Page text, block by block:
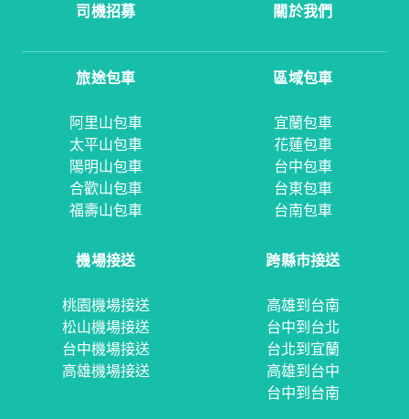
司機招募
關於我們
旅途包車
阿里山包車
太平山包車
陽明山包車
合歡山包車
福壽山包車
區域包車
宜蘭包車
花蓮包車
台中包車
台東包車
台南包車
機場接送
桃園機場接送
松山機場接送
台中機場接送
高雄機場接送
跨縣市接送
高雄到台南
台中到台北
台北到宜蘭
高雄到台中
台中到台南